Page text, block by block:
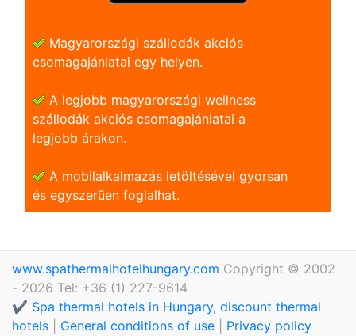
Magyarországi szállodák akciós
csomagajánlatai egy helyen.
A legjobb magyarországi wellness
szállodák akciós csomagajánlatai a
legjobb árakon.
A mobilalkalmazás letöltésével gyorsan
és egyszerũen foglalhat.
www.spathermalhotelhungary.com Copyright © 2002
- 2026 Tel: +36 (1) 227-9614
✔️ Spa thermal hotels in Hungary, discount thermal
hotels
General conditions of use Privacy policy